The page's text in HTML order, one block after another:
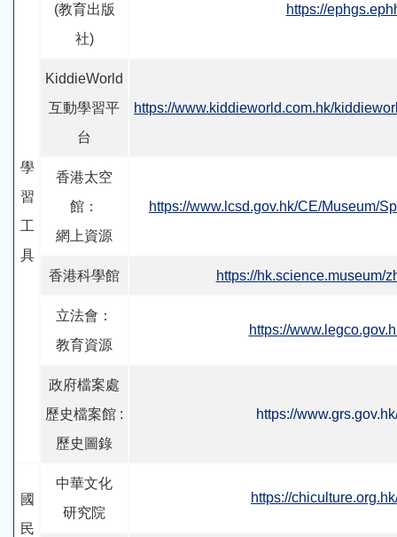
學
習
工
具
(教育出版
社)
https://
KiddieWorld
互動學習平
台
https://www.kiddieworld.com.hk/
香港太空
館：
網上資源
https://www.lcsd.gov.hk/CE/Museum/
香港科學館 https://hk.science.museum/
立法會：
教育資源
https://
政府檔案處
歷史檔案館 :
歷史圖錄
https://
國
民
中華文化
研究院
https://